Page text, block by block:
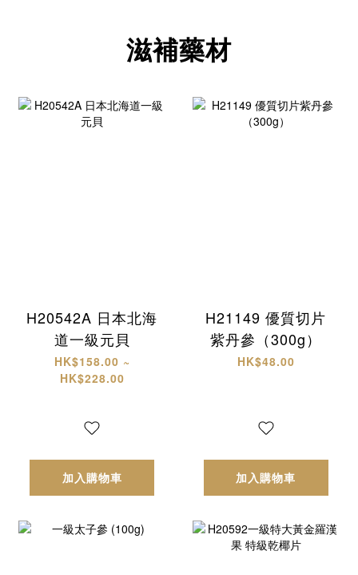
滋補藥材
H20542A 日本北海
道一級元貝
HK$158.00 ~
HK$228.00
加入購物車
H21149 優質切片
紫丹參（300g）
HK$48.00
加入購物車